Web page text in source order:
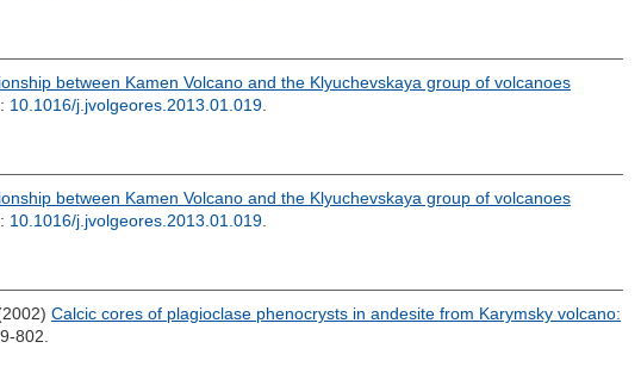
between Kamen Volcano and the Klyuchevskaya group of volcanoes
10.1016/j.jvolgeores.2013.01.019
between Kamen Volcano and the Klyuchevskaya group of volcanoes
10.1016/j.jvolgeores.2013.01.019
Calcic cores of plagioclase phenocrysts in andesite from Karymsky volcano:
802.